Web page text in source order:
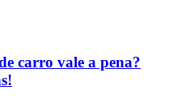
carro vale a pena?